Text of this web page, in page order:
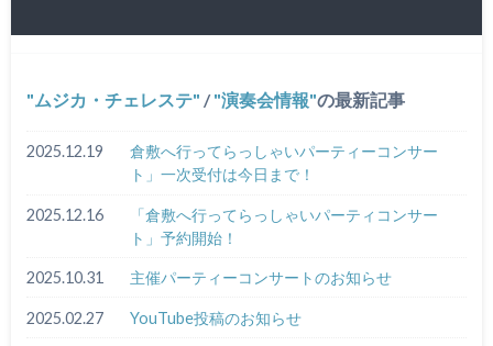
ムジカ・チェレステ / 演奏会情報 の最新記事
2025.12.19
倉敷へ行ってらっしゃいパーティーコンサー
ト」一次受付は今日まで！
2025.12.16
「倉敷へ行ってらっしゃいパーティコンサー
ト」予約開始！
2025.10.31 主催パーティーコンサートのお知らせ
2025.02.27 YouTube投稿のお知らせ